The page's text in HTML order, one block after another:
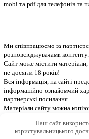
mobi та pdf для телефонів та
Ми співпрацюємо за
розповсюджувачами контенту.
Сайт може містити матеріали,
не досягли 18 років!
Вся інформація, на сайті
інформаційно-ознайомчий
партнерські посилання.
Матеріали сайту можна
Наш сайт
користувальницького